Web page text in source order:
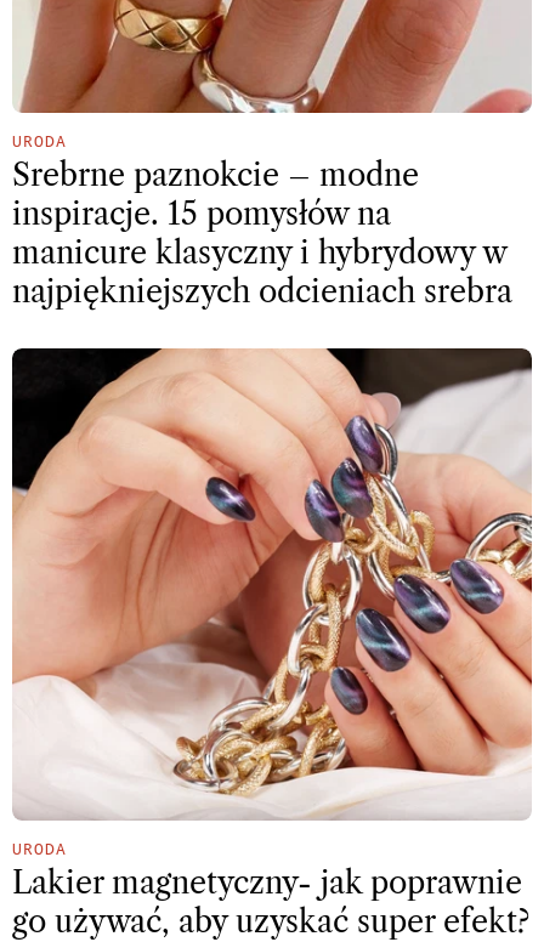
URODA
Srebrne paznokcie – modne
inspiracje. 15 pomysłów na
manicure klasyczny i hybrydowy w
najpiękniejszych odcieniach srebra
URODA
Lakier magnetyczny- jak poprawnie
go używać, aby uzyskać super efekt?